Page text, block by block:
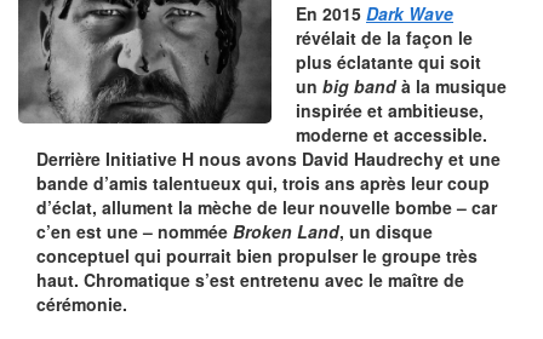
En 2015 Dark Wave
révélait de la façon le
plus éclatante qui soit
un big bandà la musique
inspirée et ambitieuse,
moderne et accessible.
Derrière Initiative H nous avons David Haudrechy et une
bande d’amis talentueux qui, trois ans après leur coup
d’éclat, allument la mèche de leur nouvelle bombe – car
c’en est une – nommée Broken Land, un disque
conceptuel qui pourrait bien propulser le groupe très
haut. Chromatique s’est entretenu avec le maître de
cérémonie.